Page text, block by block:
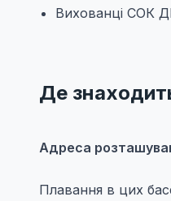
Вихованці СОК
Де
Адреса
Плавання в цих